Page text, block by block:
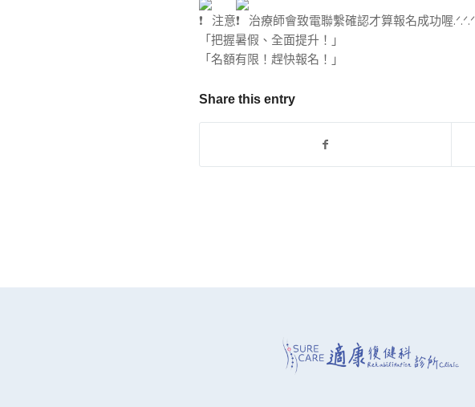
注意
治療師會致電聯繫確認才算報名成功喔.ᐟ.ᐟ.ᐟ
「把握暑假、全面提升！」
「名額有限！趕快報名！」
Share this entry